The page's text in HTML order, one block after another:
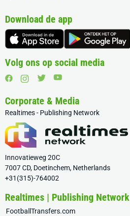
Download de app
Volg ons op social media
Corporate & Media
Realtimes - Publishing Network
Innovatieweg 20C
7007 CD, Doetinchem, Netherlands
+31(315)-764002
Realtimes | Publishing Network
FootballTransfers.com